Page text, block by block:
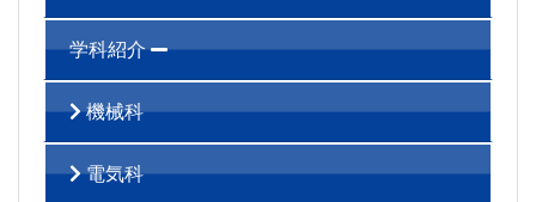
学科紹介
機械科
電気科